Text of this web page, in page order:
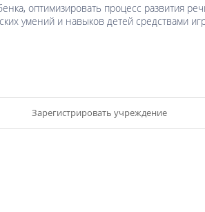
оптимизировать процесс развития
умений и навыков детей средствами
Зарегистрировать учреждение